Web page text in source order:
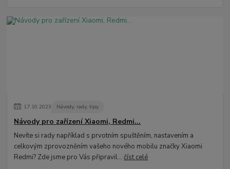
17.10.2023 Návody, rady, tipy
Návody pro zařízení Xiaomi, Redmi...
Nevíte si rady například s prvotním spuštěním, nastavením a
celkovým zprovozněním vašeho nového mobilu značky Xiaomi
Redmi? Zde jsme pro Vás připravil...číst celé